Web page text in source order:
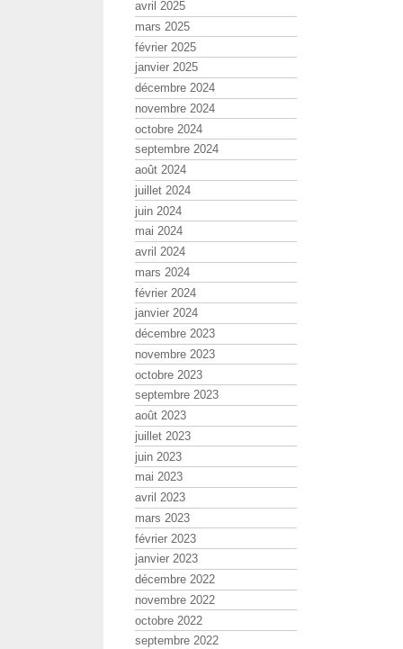
avril 2025
mars 2025
février 2025
janvier 2025
décembre 2024
novembre 2024
octobre 2024
septembre 2024
août 2024
juillet 2024
juin 2024
mai 2024
avril 2024
mars 2024
février 2024
janvier 2024
décembre 2023
novembre 2023
octobre 2023
septembre 2023
août 2023
juillet 2023
juin 2023
mai 2023
avril 2023
mars 2023
février 2023
janvier 2023
décembre 2022
novembre 2022
octobre 2022
septembre 2022